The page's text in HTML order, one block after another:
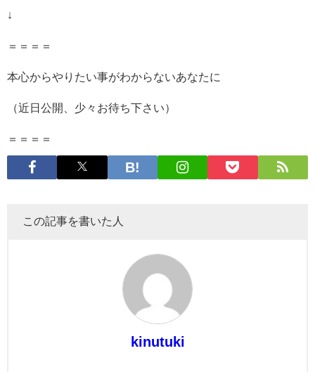
↓
＝＝＝＝
本心からやりたい事がわからないあなたに
（近日公開、少々お待ち下さい）
＝＝＝＝
この記事を書いた人
kinutuki